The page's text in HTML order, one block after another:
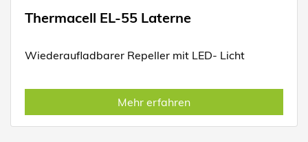
Thermacell EL-55 Laterne
Wiederaufladbarer Repeller mit LED- Licht
Mehr erfahren